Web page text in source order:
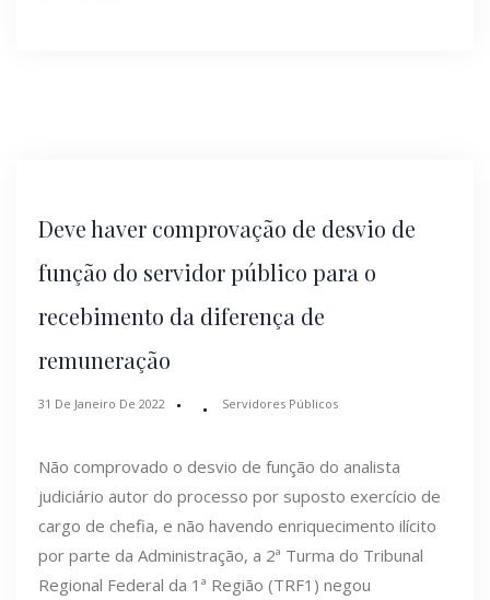
Deve haver comprovação de desvio de
função do servidor público para o
recebimento da diferença de
remuneração
31 De Janeiro De 2022 Servidores Públicos
Não comprovado o desvio de função do analista
judiciário autor do processo por suposto exercício de
cargo de chefia, e não havendo enriquecimento ilícito
por parte da Administração, a 2ª Turma do Tribunal
Regional Federal da 1ª Região (TRF1) negou